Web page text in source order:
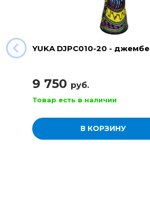
YUKA DJPC010-20 - джембе
9 750 руб.
Товар есть в наличии
В КОРЗИНУ